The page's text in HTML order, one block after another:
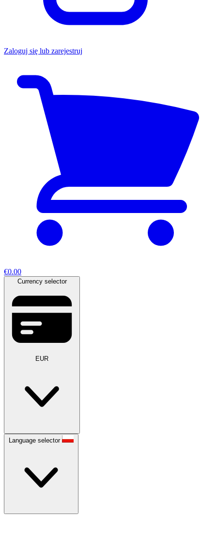
Zaloguj się lub zarejestruj
€0.00
Currency selector
EUR
Language selector